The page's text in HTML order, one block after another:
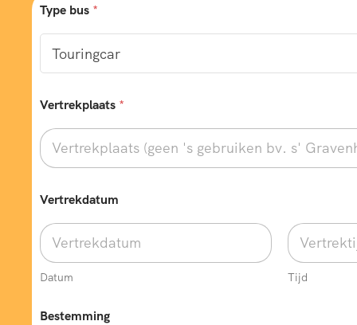
Type bus *
Vertrekplaats *
Vertrekdatum
Datum Tijd
Bestemming